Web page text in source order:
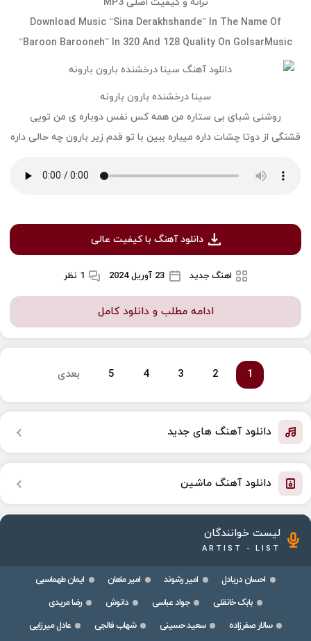
Download Music “Sina Derakhshande” In The Name Of
“Baroon Barooneh” In 320 And 128 Quality On GolsarMusic
سینا درخشنده بارون بارونه
روشنی شبای بی ستاره من همه کس نفس دوباره ی من تویی
قشنگی از دوتا چشات داره میباره ببین با تو قدم زیر بارون چه حالی داره
دانلود آهنگ با کیفیت عالی
اهنگ جدید 23 آوریل 2024 1 نظر
ادامه مطلب و دانلود کامل
1
2
3
4
5 بعدی
دانلود آهنگ های جدید
دانلود آهنگ ماشین
لیست خوانندگان
ARTIST - LIST
احسان دریادل امیر رشوند امیر ماهان
ایمان طهماسبی
بابک خانقلی
جواد عباسی دانوش
رضا مریدی
سالار صفرزاده
سعید حسینی شهاب فالجی
عادل میرزایی